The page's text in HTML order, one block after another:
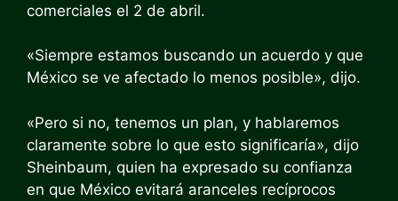
comerciales el 2 de abril.
«Siempre estamos buscando un acuerdo y que
México se ve afectado lo menos posible», dijo.
«Pero si no, tenemos un plan, y hablaremos
claramente sobre lo que esto significaría», dijo
Sheinbaum, quien ha expresado su confianza
en que México evitará aranceles recíprocos